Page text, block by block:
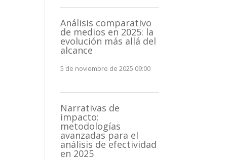
Análisis comparativo
de medios en 2025: la
evolución más allá del
alcance
5 de noviembre de 2025 09:00
Narrativas de
impacto:
metodologías
avanzadas para el
análisis de efectividad
en 2025